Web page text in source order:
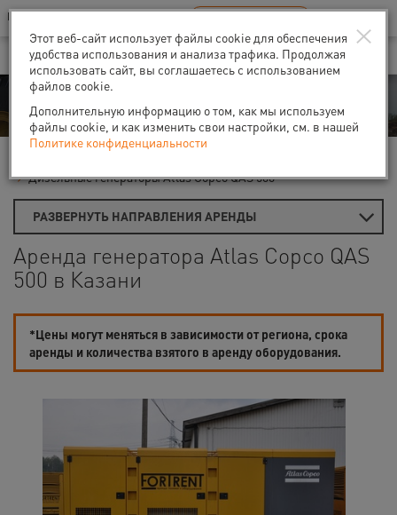
Ваш город:Казань
В Вашем регионе нет наших офисов RU EN
Аренда
Дизельные генераторы Atlas Copco QAS 500
РАЗВЕРНУТЬ НАПРАВЛЕНИЯ АРЕНДЫ
Аренда генератора Atlas Copco QAS
500 в Казани
*Цены могут меняться в зависимости от региона, срока
аренды и количества взятого в аренду оборудования.
×
Этот веб-сайт использует файлы cookie для обеспечения
удобства использования и анализа трафика. Продолжая
использовать сайт, вы соглашаетесь с использованием
файлов cookie.
Дополнительную информацию о том, как мы используем
файлы cookie, и как изменить свои настройки, см. в нашей
Политике конфиденциальности